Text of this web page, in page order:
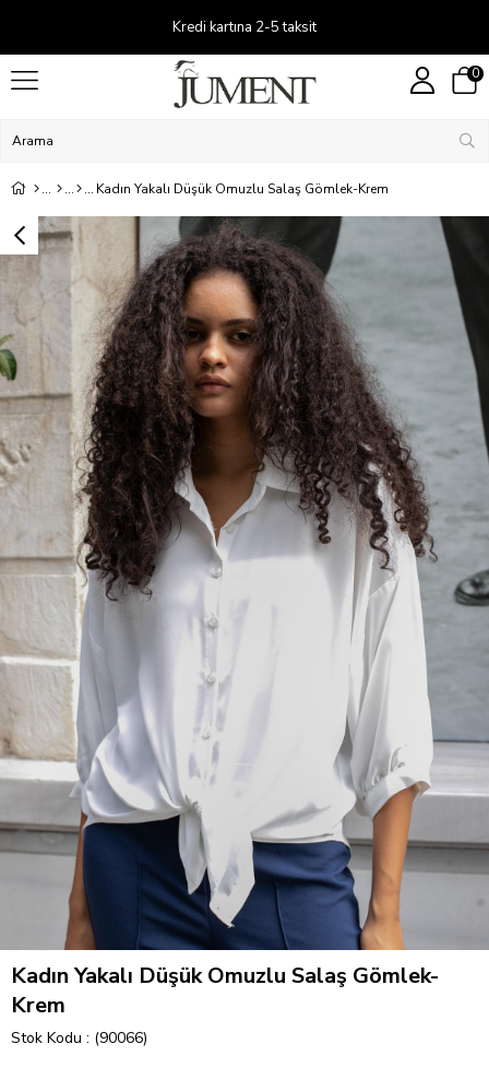
Kredi kartına 2-5 taksit
0
Kadın Yakalı Düşük Omuzlu Salaş Gömlek-Krem
Kadın Yakalı Düşük Omuzlu Salaş Gömlek-
Krem
Stok Kodu (90066)